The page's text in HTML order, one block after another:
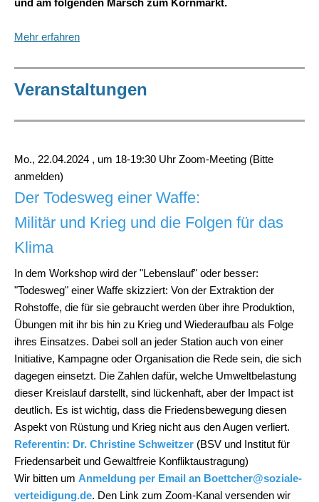
und am folgenden Marsch zum Kornmarkt.
Mehr erfahren
Veranstaltungen
Mo., 22.04.2024 , um 18-19:30 Uhr Zoom-Meeting (Bitte
anmelden)
Der Todesweg einer Waffe:
Militär und Krieg und die Folgen für das
Klima
In dem Workshop wird der "Lebenslauf" oder besser:
"Todesweg" einer Waffe skizziert: Von der Extraktion der
Rohstoffe, die für sie gebraucht werden über ihre Produktion,
Übungen mit ihr bis hin zu Krieg und Wiederaufbau als Folge
ihres Einsatzes. Dabei soll an jeder Station auch von einer
Initiative, Kampagne oder Organisation die Rede sein, die sich
dagegen einsetzt. Die Zahlen dafür, welche Umweltbelastung
dieser Kreislauf darstellt, sind lückenhaft, aber der Impact ist
deutlich. Es ist wichtig, dass die Friedensbewegung diesen
Aspekt von Rüstung und Krieg nicht aus den Augen verliert.
Referentin: Dr. Christine Schweitzer (BSV und Institut für
Friedensarbeit und Gewaltfreie Konfliktaustragung)
Wir bitten um Anmeldung per Email an Boettcher@soziale-
verteidigung.de. Den Link zum Zoom-Kanal versenden wir